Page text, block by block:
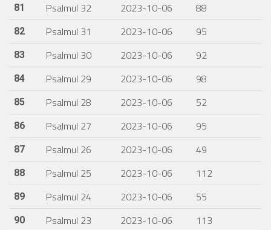
81 Psalmul 32 2023-10-06 88
82 Psalmul 31 2023-10-06 95
83 Psalmul 30 2023-10-06 92
84 Psalmul 29 2023-10-06 98
85 Psalmul 28 2023-10-06 52
86 Psalmul 27 2023-10-06 95
87 Psalmul 26 2023-10-06 49
88 Psalmul 25 2023-10-06 112
89 Psalmul 24 2023-10-06 55
90 Psalmul 23 2023-10-06 113